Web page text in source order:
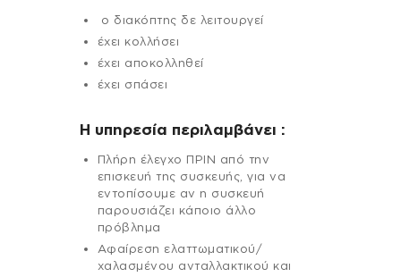
ο διακόπτης δε λειτουργεί
έχει κολλήσει
έχει αποκολληθεί
έχει σπάσει
H υπηρεσία περιλαμβάνει :
Πλήρη έλεγχο ΠΡΙΝ από την
επισκευή της συσκευής, για να
εντοπίσουμε αν η συσκευή
παρουσιάζει κάποιο άλλο
πρόβλημα
Αφαίρεση ελαττωματικού/
χαλασμένου ανταλλακτικού και